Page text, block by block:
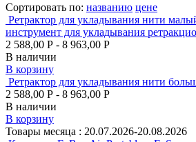
Сортировать по: названию цене
Ретрактор для укладывания нити
инструмент для укладывания
2 588,00 Р - 8 963,00 Р
В наличии
В корзину
Ретрактор для укладывания нити
2 588,00 Р - 8 963,00 Р
В наличии
В корзину
Товары месяца : 20.07.2026-20.08.2026